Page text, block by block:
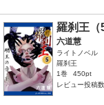
羅刹王（
六道慧
ライトノベル
羅刹王
1巻
450pt
レビュー投稿